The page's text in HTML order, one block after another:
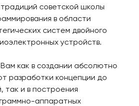
советской школы
в области
систем двойного
устройств.
как в создании абсолютно
разработки концепции до
так и в построения
аппаратных